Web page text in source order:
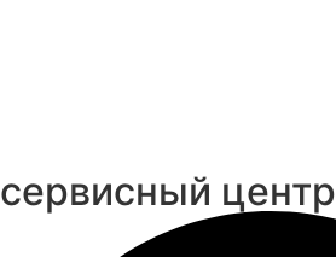
cервисный центр